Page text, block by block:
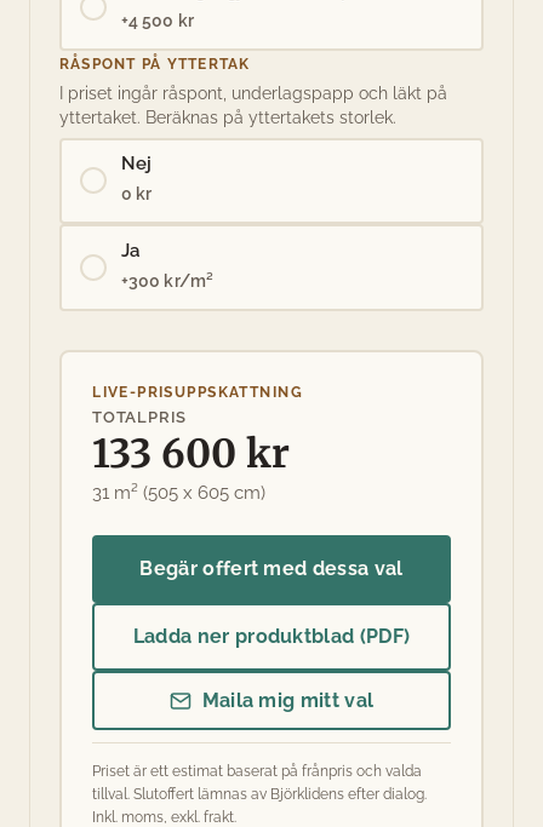
+4 500 kr
RÅSPONT PÅ YTTERTAK
I priset ingår råspont, underlagspapp och läkt på
yttertaket. Beräknas på yttertakets storlek.
Nej
0 kr
Ja
+300 kr/m²
LIVE-PRISUPPSKATTNING
TOTALPRIS
133 600 kr
31 m² (505 x 605 cm)
Begär offert med dessa val
Ladda ner produktblad (PDF)
Maila mig mitt val
Priset är ett estimat baserat på frånpris och valda
tillval. Slutoffert lämnas av Björklidens efter dialog.
Inkl. moms, exkl. frakt.